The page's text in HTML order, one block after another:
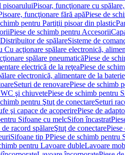
pisoaruluiPisoar, funcţionare cu
funcţionare fără apăPiese de
pentru Partiţii pisoar din plastic
Piese de schimb pentru Accesorii
Distribuitor de spălareSisteme de
Cu acţionare spălare electronică,
spălare pneumaticăPiese de
electrică de la reţeaPiese de
electronică, alimentare de la baterie
Seturi de renovarePiese de schimb
şi chiuvetePiese de schimb pentru
pentru Ştuţ de conectareSeturi
şi capace de acoperirePiese de
Sifoane cu melcSifon încastrat
racord spălareŞtuţ de conectare
Sifoane tip PPiese de schimb pentru
pentru Lavoare dubleLavoare